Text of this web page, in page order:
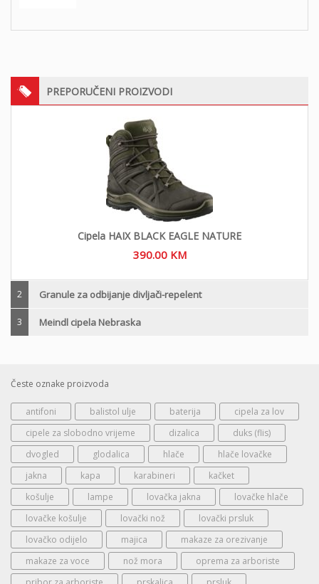
PREPORUČENI PROIZVODI
Cipela HAIX BLACK EAGLE NATURE
390.00 KM
2 Granule za odbijanje divljači-repelent
3 Meindl cipela Nebraska
Česte oznake proizvoda
antifoni balistol ulje baterija
cipela za lov
cipele za slobodno vrijeme
dizalica
duks (flis)
dvogled
glodalica hlače
hlače lovačke
jakna
kapa karabineri
kačket
košulje
lampe lovačka jakna
lovačke hlače
lovačke košulje
lovački nož
lovački prsluk
lovačko odijelo
majica
makaze za orezivanje
makaze za voce
nož mora
oprema za arboriste